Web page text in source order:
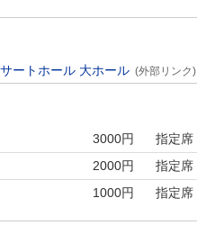
ートホール 大ホール (外部リンク)
3000円
指定席
2000円
指定席
1000円 指定席